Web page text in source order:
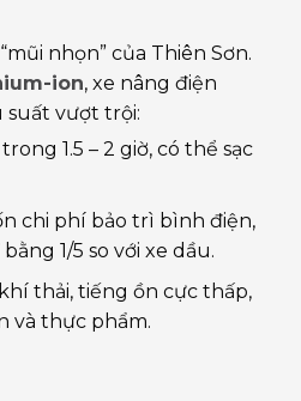
nhọn” của Thiên Sơn.
ion, xe nâng điện
suất vượt trội:
1.5 – 2 giờ, có thể sạc
chi phí bảo trì bình điện,
1/5 so với xe dầu.
thải, tiếng ồn cực thấp,
và thực phẩm.